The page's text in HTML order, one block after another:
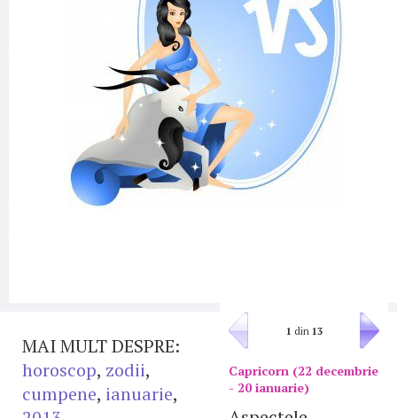
1 din 13
Capricorn (22 decembrie
- 20 ianuarie)
MAI MULT DESPRE:
horoscop, zodii,
cumpene, ianuarie,